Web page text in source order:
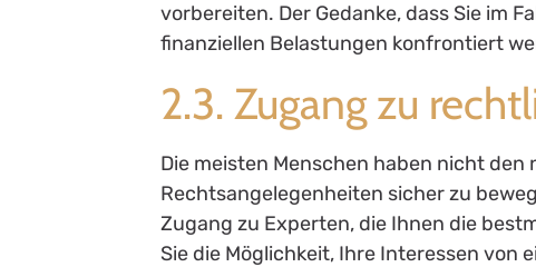
vorbereiten. Der Gedanke, dass Sie im
finanziellen Belastungen konfrontiert
2.3. Zugang zu
Die meisten Menschen haben nicht
Rechtsangelegenheiten sicher zu
Zugang zu Experten, die Ihnen die
Sie die Möglichkeit, Ihre Interessen von